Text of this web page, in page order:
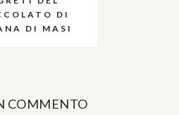
DI
DI MASI
COMMENTO